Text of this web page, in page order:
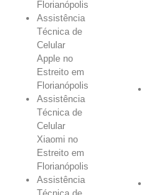
Florianópolis
Assistência
Técnica de
Celular
Apple no
Estreito em
Florianópolis
Assistência
Técnica de
Celular
Xiaomi no
Estreito em
Florianópolis
Assistência